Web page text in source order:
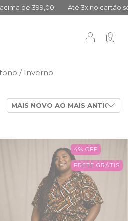
10% Primeira Compra
0
/ Inverno
4% OFF
FRETE GRÁTIS